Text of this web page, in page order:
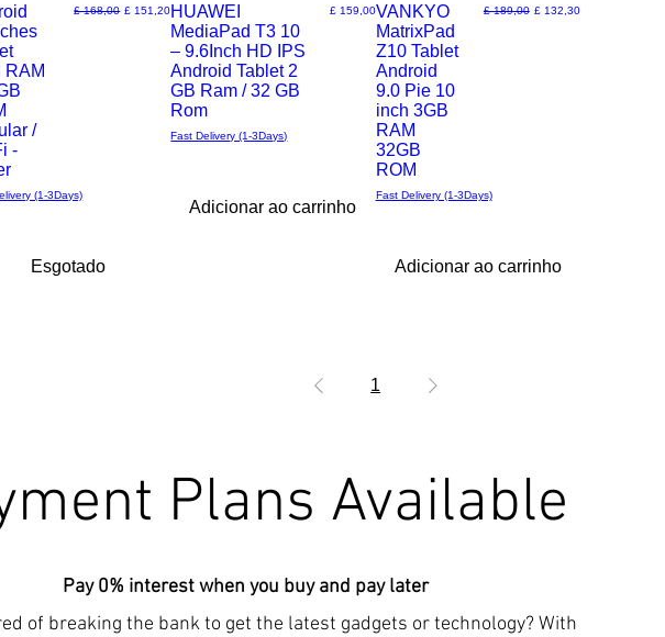
Offer
RAM
/
-
Preço normal
£ 168,00 Preço promocional
£ 151,20
(1-3Days)
Esgotado
Visualização
rápida
Special Offer
HUAWEI
MediaPad T3 10
– 9.6Inch HD IPS
Android Tablet 2
GB Ram / 32 GB
Rom
Preço
£ 159,00
Fast Delivery (1-3Days)
Adicionar ao carrinho
Visualização
rápida
Special Offer
VANKYO
MatrixPad
Z10 Tablet
Android
9.0 Pie 10
inch 3GB
RAM
32GB
ROM
Preço normal
£ 189,00 Preço promocional
£ 132,30
Fast Delivery (1-3Days)
Adicionar ao carrinho
1
Plans Available
Pay 0% interest when you buy and pay later
of breaking the bank to get the latest gadgets or technology? With